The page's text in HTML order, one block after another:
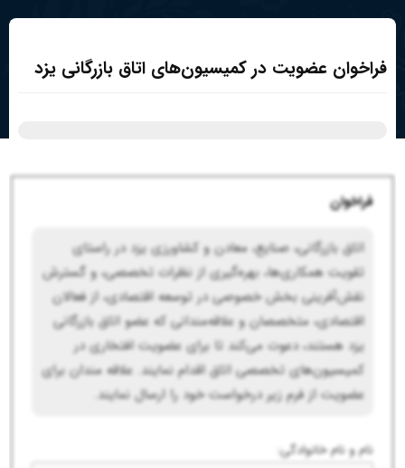
فراخوان عضویت در کمیسیون‌های اتاق بازرگانی یزد
فراخوان
اتاق بازرگانی، صنایع، معادن و کشاورزی یزد در راستای
تقویت همکاری‌ها، بهره‌گیری از نظرات تخصصی، و گسترش
نقش‌آفرینی بخش خصوصی در توسعه اقتصادی، از فعالان
اقتصادی، متخصصان و علاقه‌مندانی که عضو اتاق بازرگانی
یزد هستند، دعوت می‌کند تا برای عضویت افتخاری در
کمیسیون‌های تخصصی اتاق اقدام نمایند. علاقه مندان برای
عضویت از فرم زیر درخواست خود را ارسال نمایند.
نام و نام خانوادگی: